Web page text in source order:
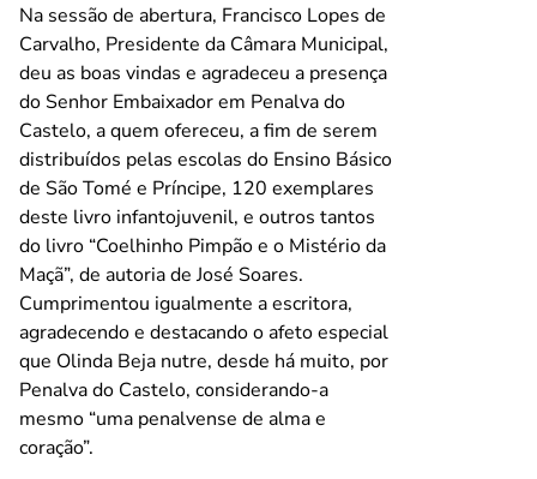
Na sessão de abertura, Francisco Lopes de
Carvalho, Presidente da Câmara Municipal,
deu as boas vindas e agradeceu a presença
do Senhor Embaixador em Penalva do
Castelo, a quem ofereceu, a fim de serem
distribuídos pelas escolas do Ensino Básico
de São Tomé e Príncipe, 120 exemplares
deste livro infantojuvenil, e outros tantos
do livro “Coelhinho Pimpão e o Mistério da
Maçã”, de autoria de José Soares.
Cumprimentou igualmente a escritora,
agradecendo e destacando o afeto especial
que Olinda Beja nutre, desde há muito, por
Penalva do Castelo, considerando-a
mesmo “uma penalvense de alma e
coração”.